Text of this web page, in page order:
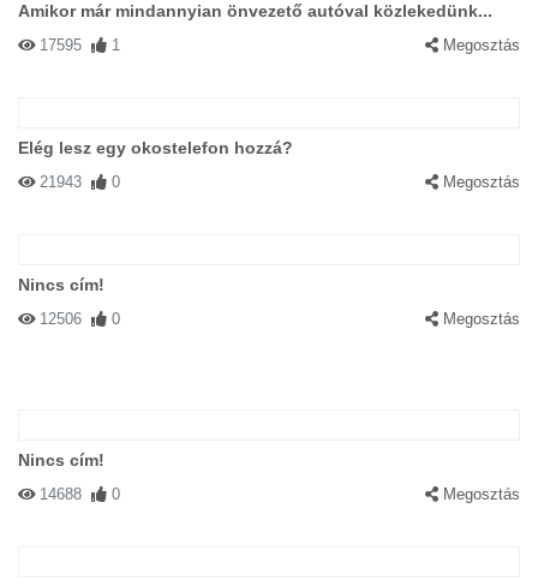
Amikor már mindannyian önvezető autóval közlekedünk...
17595 1 Megosztás
Elég lesz egy okostelefon hozzá?
21943 0 Megosztás
Nincs cím!
12506 0 Megosztás
Nincs cím!
14688 0 Megosztás